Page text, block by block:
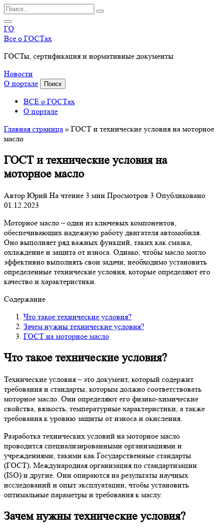
Перейти
к
содержанию
Search
for:
ГО
Все о ГОСТах
ГОСТы, сертификация и нормативные документы
Новости
О портале
Поиск
ВСЕ о ГОСТах
О портале
Главная страница » ГОСТ и технические условия на моторное
масло
ГОСТ и технические условия на
моторное масло
Автор Юрий На чтение 3 мин Просмотров 3 Опубликовано
01.12.2023
Моторное масло – один из ключевых компонентов,
обеспечивающих надежную работу двигателя автомобиля.
Оно выполняет ряд важных функций, таких как смазка,
охлаждение и защита от износа. Однако, чтобы масло могло
эффективно выполнять свои задачи, необходимо установить
определенные технические условия, которые определяют его
качество и характеристики.
Содержание
Что такое технические условия?
Зачем нужны технические условия?
ГОСТ на моторное масло
Что такое технические условия?
Технические условия – это документ, который содержит
требования и стандарты, которым должно соответствовать
моторное масло. Они определяют его физико-химические
свойства, вязкость, температурные характеристики, а также
требования к уровню защиты от износа и окисления.
Разработка технических условий на моторное масло
проводится специализированными организациями и
учреждениями, такими как Государственные стандарты
(ГОСТ), Международная организация по стандартизации
(ISO) и другие. Они опираются на результаты научных
исследований и опыт эксплуатации, чтобы установить
оптимальные параметры и требования к маслу.
Зачем нужны технические условия?